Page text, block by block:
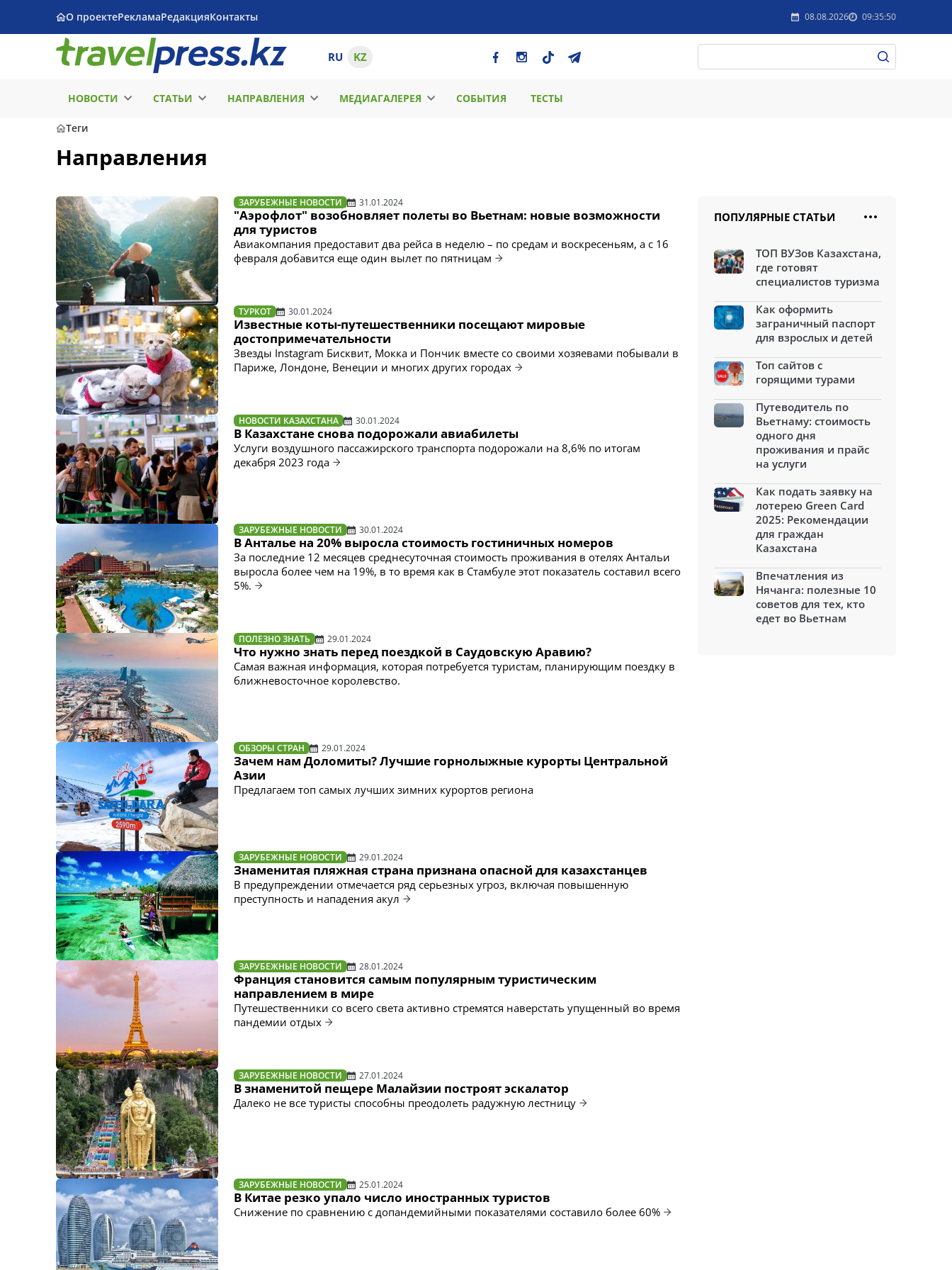
О проектеРекламаРедакцияКонтакты 08.08.2026 09:35:50
RU KZ
НОВОСТИ СТАТЬИ НАПРАВЛЕНИЯ МЕДИАГАЛЕРЕЯ СОБЫТИЯ ТЕСТЫ
Теги
Направления
ЗАРУБЕЖНЫЕ НОВОСТИ 31.01.2024
"Аэрофлот" возобновляет полеты во Вьетнам: новые возможности
для туристов
Авиакомпания предоставит два рейса в неделю – по средам и воскресеньям, а с 16
февраля добавится еще один вылет по пятницам
ТУРКОТ 30.01.2024
Известные коты-путешественники посещают мировые
достопримечательности
Звезды Instagram Бисквит, Мокка и Пончик вместе со своими хозяевами побывали в
Париже, Лондоне, Венеции и многих других городах
НОВОСТИ КАЗАХСТАНА 30.01.2024
В Казахстане снова подорожали авиабилеты
Услуги воздушного пассажирского транспорта подорожали на 8,6% по итогам
декабря 2023 года
ЗАРУБЕЖНЫЕ НОВОСТИ 30.01.2024
В Анталье на 20% выросла стоимость гостиничных номеров
За последние 12 месяцев среднесуточная стоимость проживания в отелях Антальи
выросла более чем на 19%, в то время как в Стамбуле этот показатель составил всего
5%.
ПОЛЕЗНО ЗНАТЬ 29.01.2024
Что нужно знать перед поездкой в Саудовскую Аравию?
Самая важная информация, которая потребуется туристам, планирующим поездку в
ближневосточное королевство.
ОБЗОРЫ СТРАН 29.01.2024
Зачем нам Доломиты? Лучшие горнолыжные курорты Центральной
Азии
Предлагаем топ самых лучших зимних курортов региона
ЗАРУБЕЖНЫЕ НОВОСТИ 29.01.2024
Знаменитая пляжная страна признана опасной для казахстанцев
В предупреждении отмечается ряд серьезных угроз, включая повышенную
преступность и нападения акул
ЗАРУБЕЖНЫЕ НОВОСТИ 28.01.2024
Франция становится самым популярным туристическим
направлением в мире
Путешественники со всего света активно стремятся наверстать упущенный во время
пандемии отдых
ЗАРУБЕЖНЫЕ НОВОСТИ 27.01.2024
В знаменитой пещере Малайзии построят эскалатор
Далеко не все туристы способны преодолеть радужную лестницу
ЗАРУБЕЖНЫЕ НОВОСТИ 25.01.2024
В Китае резко упало число иностранных туристов
Снижение по сравнению с допандемийными показателями составило более 60%
ПОПУЛЯРНЫЕ СТАТЬИ
ТОП ВУЗов Казахстана,
где готовят
специалистов туризма
Как оформить
заграничный паспорт
для взрослых и детей
Топ сайтов с
горящими турами
Путеводитель по
Вьетнаму: стоимость
одного дня
проживания и прайс
на услуги
Как подать заявку на
лотерею Green Card
2025: Рекомендации
для граждан
Казахстана
Впечатления из
Нячанга: полезные 10
советов для тех, кто
едет во Вьетнам